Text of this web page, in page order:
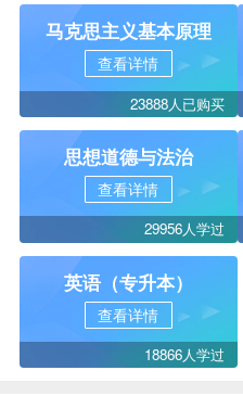
马克思主义基本原理
查看详情
23888人已购买
思想道德与法治
查看详情
29956人学过
英语（专升本）
查看详情
18866人学过